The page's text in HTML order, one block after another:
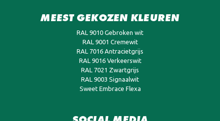
MEEST GEKOZEN KLEUREN
RAL 9010 Gebroken wit
RAL 9001 Cremewit
RAL 7016 Antracietgrijs
RAL 9016 Verkeerswit
RAL 7021 Zwartgrijs
RAL 9003 Signaalwit
Sweet Embrace Flexa